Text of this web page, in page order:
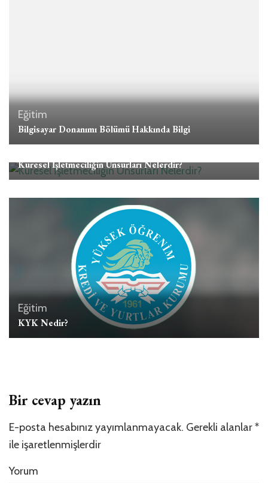
Eğitim
Bilgisayar Donanımı Bölümü Hakkında Bilgi
Küresel İşletmeciliğin Unsurları Nelerdir?
Eğitim
KYK Nedir?
Bir cevap yazın
E-posta hesabınız yayımlanmayacak. Gerekli alanlar*
ile işaretlenmişlerdir
Yorum